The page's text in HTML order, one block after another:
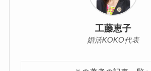
工藤恵子
婚活KOKO代表